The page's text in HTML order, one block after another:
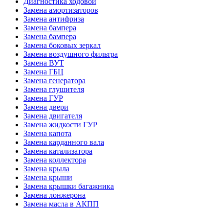
Замена амортизаторов
Замена антифриза
Замена бампера
Замена бампера
Замена боковых зеркал
Замена воздушного фильтра
Замена ВУТ
Замена ГБЦ
Замена генератора
Замена глушителя
Замена ГУР
Замена двери
Замена двигателя
Замена жидкости ГУР
Замена капота
Замена карданного вала
Замена катализатора
Замена коллектора
Замена крыла
Замена крыши
Замена крышки багажника
Замена лонжерона
Замена масла в АКПП